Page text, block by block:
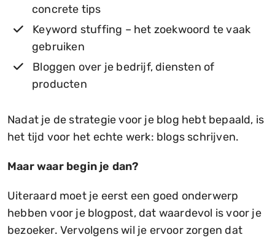
concrete tips
Keyword stuffing – het zoekwoord te vaak
gebruiken
Bloggen over je bedrijf, diensten of
producten
Nadat je de strategie voor je blog hebt bepaald, is
het tijd voor het echte werk: blogs schrijven.
Maar waar begin je dan?
Uiteraard moet je eerst een goed onderwerp
hebben voor je blogpost, dat waardevol is voor je
bezoeker. Vervolgens wil je ervoor zorgen dat